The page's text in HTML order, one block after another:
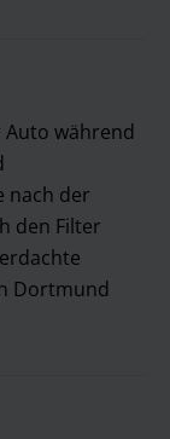
während
nach der
den Filter
Dortmund